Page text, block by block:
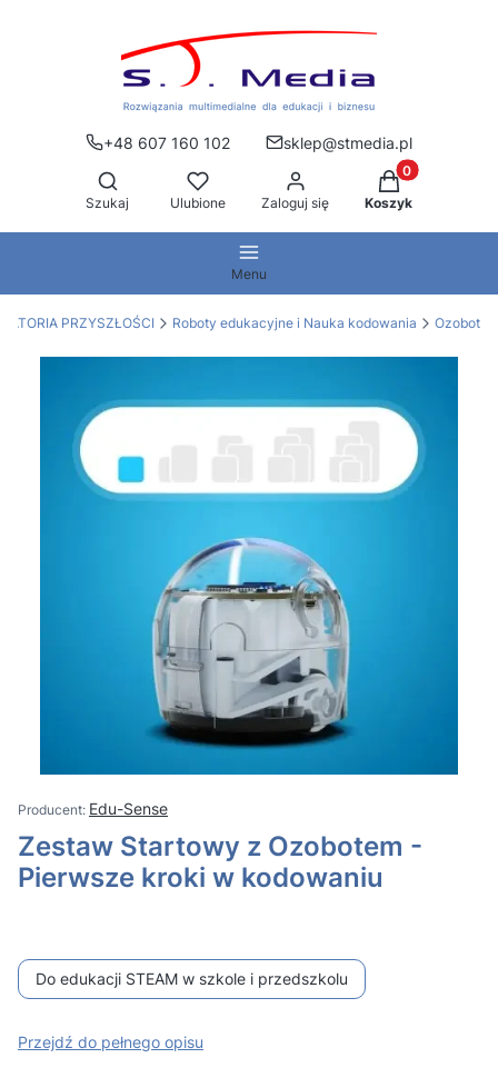
+48 607 160 102
sklep@stmedia.pl
Otwórz wyszukiwarkę
Szukaj Ulubione Zaloguj się
Produkty w
Koszyk
Menu
PRZYSZŁOŚCI Roboty edukacyjne i Nauka kodowania Ozobot
Edu-Sense
Zestaw Startowy z Ozobotem -
Pierwsze kroki w kodowaniu
Do edukacji STEAM w szkole i przedszkolu
Przejdź do pełnego opisu